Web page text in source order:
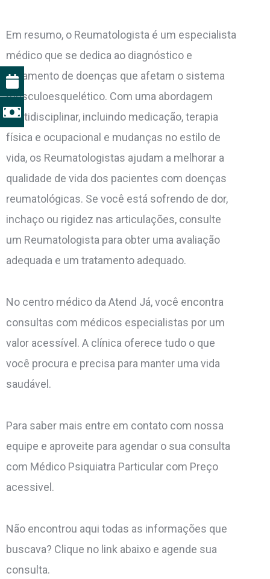
Em resumo, o Reumatologista é um especialista
médico que se dedica ao diagnóstico e
tratamento de doenças que afetam o sistema
musculoesquelético. Com uma abordagem
multidisciplinar, incluindo medicação, terapia
física e ocupacional e mudanças no estilo de
vida, os Reumatologistas ajudam a melhorar a
qualidade de vida dos pacientes com doenças
reumatológicas. Se você está sofrendo de dor,
inchaço ou rigidez nas articulações, consulte
um Reumatologista para obter uma avaliação
adequada e um tratamento adequado.
No centro médico da Atend Já, você encontra
consultas com médicos especialistas por um
valor acessível. A clínica oferece tudo o que
você procura e precisa para manter uma vida
saudável.
Para saber mais entre em contato com nossa
equipe e aproveite para agendar o sua consulta
com Médico Psiquiatra Particular com Preço
acessivel.
Não encontrou aqui todas as informações que
buscava? Clique no link abaixo e agende sua
consulta.